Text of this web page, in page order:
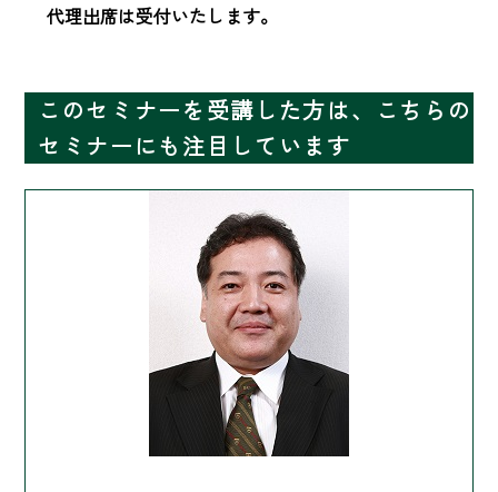
代理出席は受付いたします。
このセミナーを受講した方は、こちらの
セミナーにも注目しています